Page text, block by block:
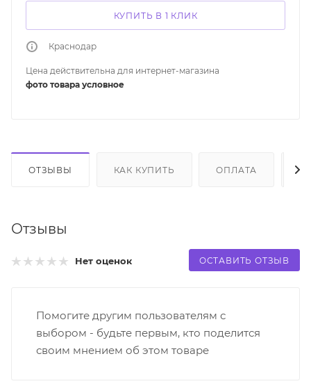
КУПИТЬ В 1 КЛИК
Краснодар
Цена действительна для интернет-магазина
фото товара условное
ОТЗЫВЫ КАК КУПИТЬ ОПЛАТА
Отзывы
Нет оценок ОСТАВИТЬ ОТЗЫВ
Помогите другим пользователям с
выбором - будьте первым, кто поделится
своим мнением об этом товаре